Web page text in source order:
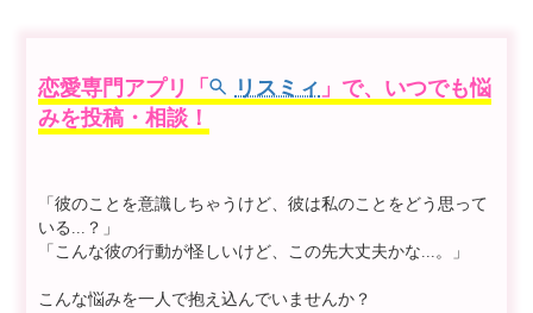
恋愛専門アプリ「 リスミィ 」で、いつでも悩
みを投稿・相談！
「彼のことを意識しちゃうけど、彼は私のことをどう思って
いる...？」
「こんな彼の行動が怪しいけど、この先大丈夫かな...。」
こんな悩みを一人で抱え込んでいませんか？